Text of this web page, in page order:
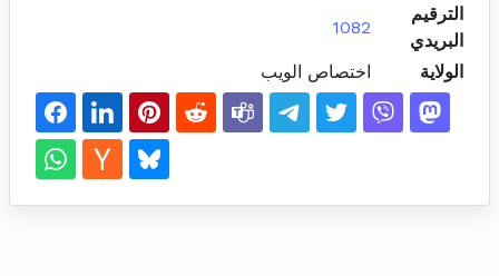
الترقيم
البريدي
1082
الولاية اختصاص الويب